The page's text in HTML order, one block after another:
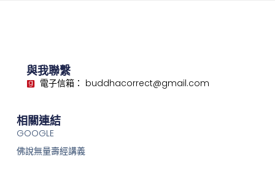
與我聯繫
電子信箱： buddhacorrect@gmail.com
相關連結
GOOGLE
佛說無量壽經講義